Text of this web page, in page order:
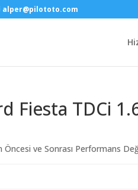
alper@pilototo.com
Fiesta TDCi
Öncesi ve Sonrası Performans